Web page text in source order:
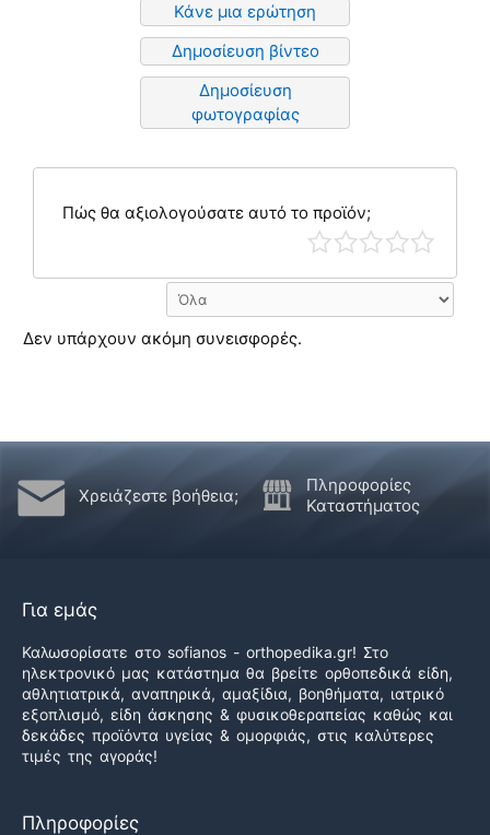
Κάνε μια ερώτηση
Δημοσίευση βίντεο
Δημοσίευση
φωτογραφίας
Πώς θα αξιολογούσατε αυτό το προϊόν;
Δεν υπάρχουν ακόμη συνεισφορές.
Χρειάζεστε βοήθεια;
Πληροφορίες
Καταστήματος
Για εμάς
Καλωσορίσατε στο sofianos - orthopedika.gr! Στο
ηλεκτρονικό μας κατάστημα θα βρείτε ορθοπεδικά είδη,
αθλητιατρικά, αναπηρικά, αμαξίδια, βοηθήματα, ιατρικό
εξοπλισμό, είδη άσκησης & φυσικοθεραπείας καθώς και
δεκάδες προϊόντα υγείας & ομορφιάς, στις καλύτερες
τιμές της αγοράς!
Πληροφορίες